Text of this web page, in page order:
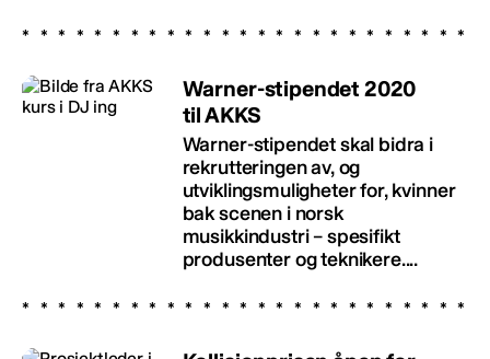
Warner-stipendet 2020
til AKKS
Warner-stipendet skal bidra i
rekrutteringen av, og
utviklingsmuligheter for, kvinner
bak scenen i norsk
musikkindustri – spesifikt
produsenter og teknikere....